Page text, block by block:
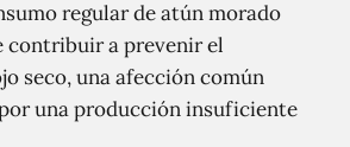
regular de atún morado
contribuir a prevenir el
seco, una afección común
una producción insuficiente